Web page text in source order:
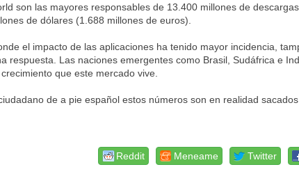
son las mayores responsables de 13.400 millones de
de dólares (1.688 millones de euros).
el impacto de las aplicaciones ha tenido mayor incidencia,
respuesta. Las naciones emergentes como Brasil, Sudáfrica e
que este mercado vive.
de a pie español estos números son en realidad
Twitter
Meneame
Reddit